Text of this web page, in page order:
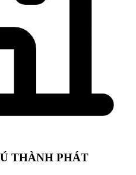
THÀNH PHÁT